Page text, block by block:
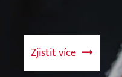
Zjistit více